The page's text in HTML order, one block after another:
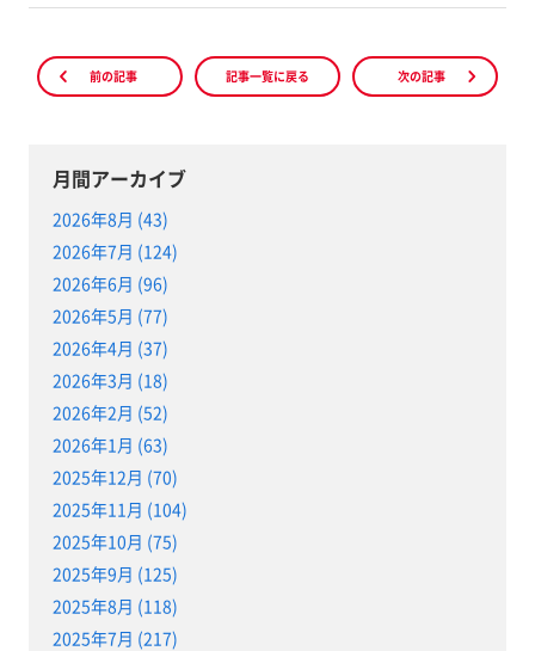
前の記事 記事一覧に戻る 次の記事
月間アーカイブ
2026年8月 (43)
2026年7月 (124)
2026年6月 (96)
2026年5月 (77)
2026年4月 (37)
2026年3月 (18)
2026年2月 (52)
2026年1月 (63)
2025年12月 (70)
2025年11月 (104)
2025年10月 (75)
2025年9月 (125)
2025年8月 (118)
2025年7月 (217)